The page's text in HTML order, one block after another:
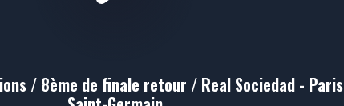
/ 8ème de finale retour / Real Sociedad - Paris